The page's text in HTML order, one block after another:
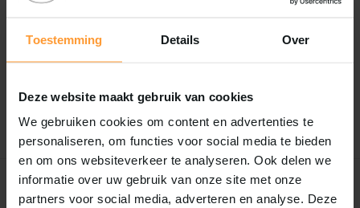
Toestemming Details Over
Deze website maakt gebruik van cookies
We gebruiken cookies om content en advertenties te
personaliseren, om functies voor social media te bieden
en om ons websiteverkeer te analyseren. Ook delen we
informatie over uw gebruik van onze site met onze
partners voor social media, adverteren en analyse. Deze
Reviews
0/5 Based on 0 reviews
Schrijf je eigen review